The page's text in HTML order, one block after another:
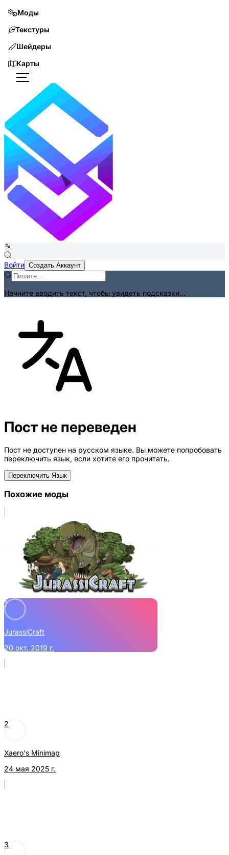
Моды
Текстуры
Шейдеры
Карты
Войти Создать Аккаунт
Начните вводить текст, чтобы увидеть подсказки...
Пост не переведен
Пост не доступен на русском языке. Вы можете попробовать
переключить язык, если хотите его прочитать.
Переключить Язык
Похожие моды
1
JurassiCraft
20 окт. 2019 г.
2
Xaero's Minimap
24 мая 2025 г.
3